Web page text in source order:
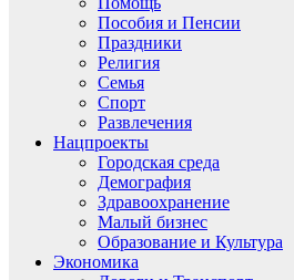
Пособия и Пенсии
Праздники
Религия
Семья
Спорт
Развлечения
Нацпроекты
Городская среда
Демография
Здравоохранение
Малый бизнес
Образование и Культура
Экономика